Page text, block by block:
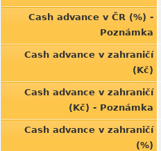
Cash advance v ČR (%) -
Poznámka
Cash advance v zahraničí
(Kč)
Cash advance v zahraničí
(Kč) - Poznámka
Cash advance v zahraničí
(%)